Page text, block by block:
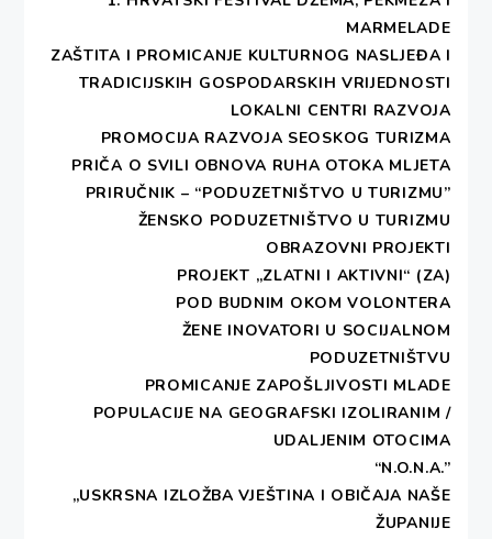
MARMELADE
ZAŠTITA I PROMICANJE KULTURNOG NASLJEĐA I
TRADICIJSKIH GOSPODARSKIH VRIJEDNOSTI
LOKALNI CENTRI RAZVOJA
PROMOCIJA RAZVOJA SEOSKOG TURIZMA
PRIČA O SVILI OBNOVA RUHA OTOKA MLJETA
PRIRUČNIK – “PODUZETNIŠTVO U TURIZMU”
ŽENSKO PODUZETNIŠTVO U TURIZMU
OBRAZOVNI PROJEKTI
PROJEKT „ZLATNI I AKTIVNI“ (ZA)
POD BUDNIM OKOM VOLONTERA
ŽENE INOVATORI U SOCIJALNOM
PODUZETNIŠTVU
PROMICANJE ZAPOŠLJIVOSTI MLADE
POPULACIJE NA GEOGRAFSKI IZOLIRANIM /
UDALJENIM OTOCIMA
“N.O.N.A.”
„USKRSNA IZLOŽBA VJEŠTINA I OBIČAJA NAŠE
ŽUPANIJE
– Općenito o
programa “Step”
mjesto pružanja
2. Usluge savjetovanja
pravni savjeti, tehnička priprema
prijedloga projekata, osnivanje i
djelovanje organizacija, financijsko
poslovanje, povezivanje s drugim
organizacijama
Pružanje savjeta u
osobnom kontaktu ili
putem telefona
Pružanje savjeta putem
e-pošte
3. Usluge izobrazbe
(organizacijski razvoj, javno
djelovanje, suradnja i umrežavanje)